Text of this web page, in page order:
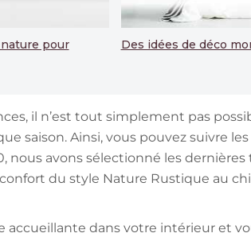
pour
Des idées de déco
il n’est tout simplement pas
saison. Ainsi, vous pouvez suivre
nous avons sélectionné les
du style Nature Rustique au
dans votre intérieur et